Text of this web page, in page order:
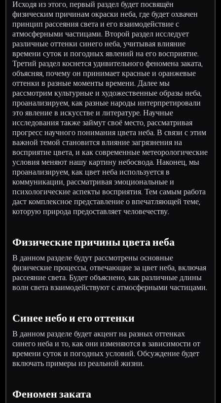
Исходя из этого, первый раздел будет посвящён
физическим причинам окраски неба, где будет охвачен
принцип рассеяния света и его взаимодействие с
атмосферными частицами. Второй раздел исследует
различные оттенки синего неба, учитывая влияние
времени суток и погодных явлений на его восприятие.
Третий раздел коснется удивительного феномена заката,
объясняя, почему он принимает красные и оранжевые
оттенки в разные моменты времени. Далее мы
рассмотрим культурные и художественные образы неба,
проанализируем, как разные народы интерпретировали
это явление в искусстве и литературе. Научные
исследования также займут своё место, рассматривая
прогресс научного понимания цвета неба. В связи с этим
важной темой становится влияние загрязнения на
восприятие цвета, и как современные метеорологические
условия меняют нашу картину небосвода. Наконец, мы
проанализируем, как цвет неба используется в
коммуникации, рассматривая эмоциональные и
психологические аспекты восприятия. Тем самым работа
даст комплексное представление о впечатляющей теме,
которую природа предоставляет человечеству.
Физические причины цвета неба
В данном разделе будут рассмотрены основные
физические процессы, отвечающие за цвет неба, включая
рассеяние света. Будет объяснено, как различные длины
волн света взаимодействуют с атмосферными частицами.
Синее небо и его оттенки
В данном разделе будет акцент на разных оттенках
синего неба и то, как они изменяются в зависимости от
времени суток и погодных условий. Обсуждение будет
включать примеры из реальной жизни.
Феномен заката